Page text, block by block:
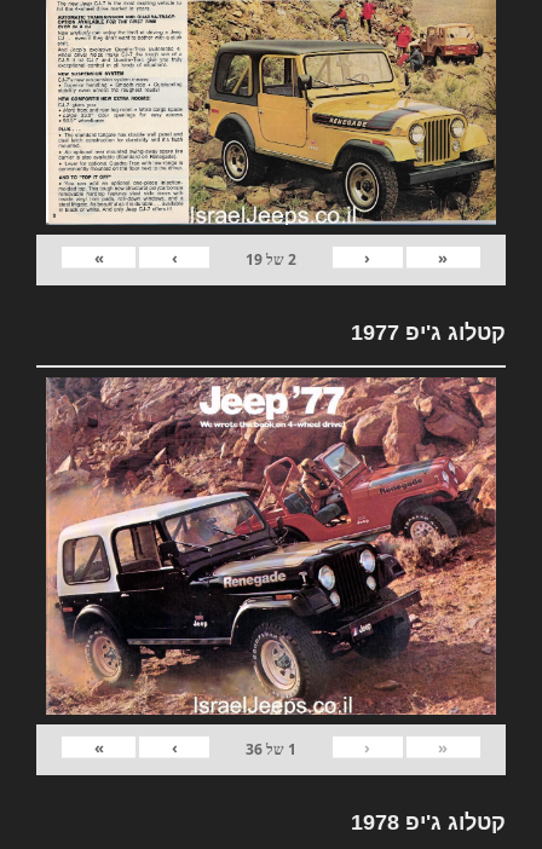
«
‹
2של19
›
»
קטלוג ג'יפ 1977
«
‹
1 של36
›
»
קטלוג ג'יפ 1978